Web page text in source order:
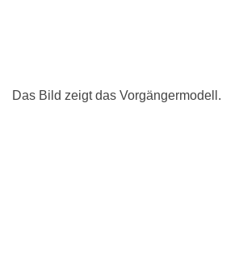
Das Bild zeigt das Vorgängermodell.